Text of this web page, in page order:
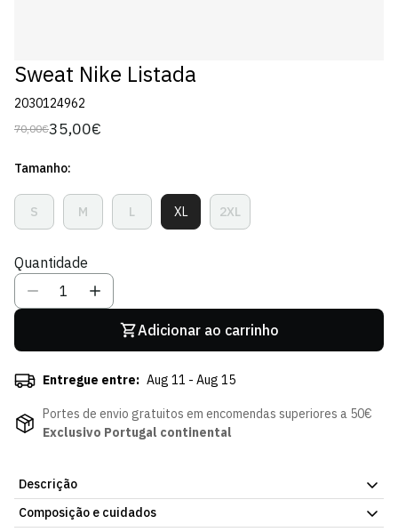
Sweat Nike Listada
2030124962
Preço
70,00€
Preço
venda
35,00€
Tamanho:
SVariante
Esgotada
Indisponível
MVariante
Esgotada
Indisponível
LVariante
Esgotada
XLVariante
Esgotada
2XLVariante
Esgotada
Quantidade
Adicionar ao carrinho
Entregue entre: Aug 11 - Aug 15
Portes de envio gratuitos em encomendas superiores a 50€
Exclusivo Portugal continental
Descrição
Sweat Nike Listada. Pensado para o frio, sem abdicar do estilo.
Composição e cuidados